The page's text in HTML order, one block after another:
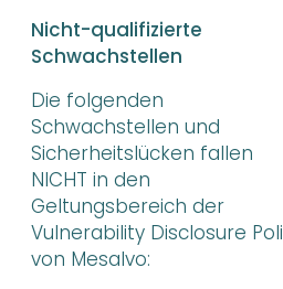
Nicht-qualifizierte
Schwachstellen
Die folgenden
Schwachstellen und
Sicherheitslücken fallen
NICHT in den
Geltungsbereich der
Vulnerability Disclosure
von Mesalvo: